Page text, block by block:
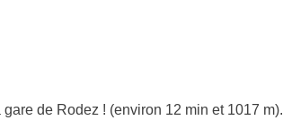
de Rodez ! (environ 12 min et 1017 m).